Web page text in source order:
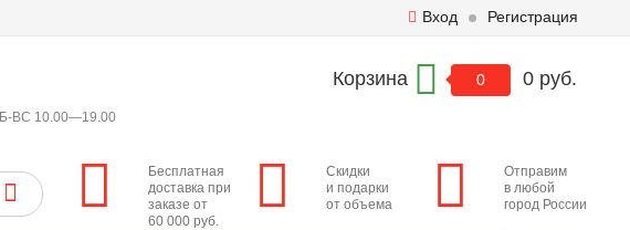
Вход Регистрация
ВС 10.00—19.00
Корзина 0 0 руб.
Бесплатная
доставка при
заказе от
60 000 руб.
Скидки
и подарки
от объема
Отправим
в любой
город России